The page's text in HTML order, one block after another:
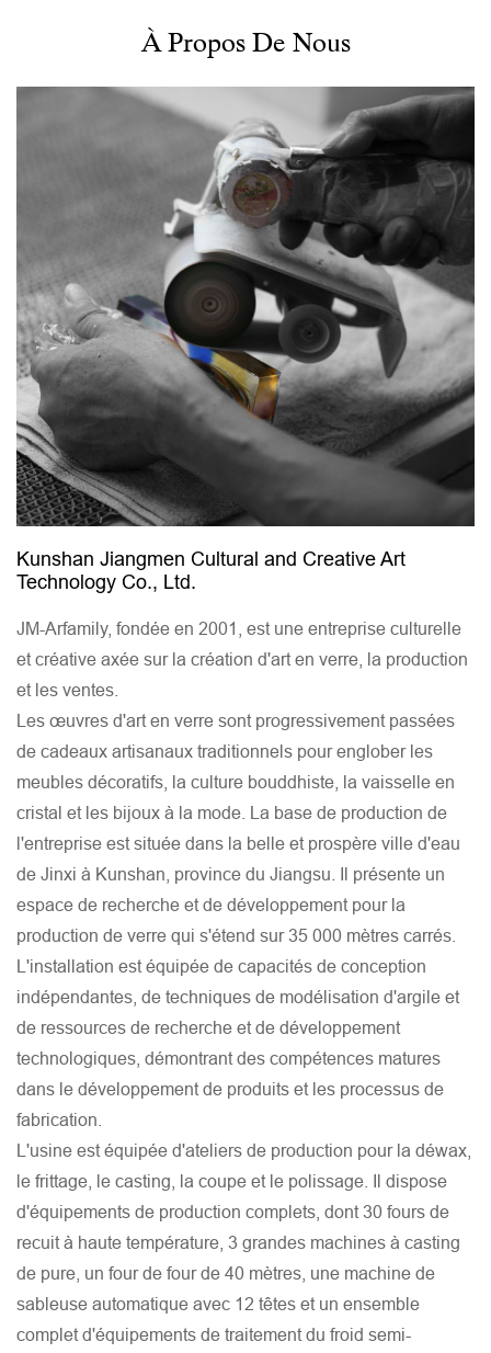
perspective de l'œuvre et la réfraction de la lumière est un coup
seul chemin de propagation, mais se précipite et se réfracte à
l'intérieur du verre, se divise et les agrégats pour former des
effets de lumière et d'ombre complexes. Ces lumières et
ombres sont brillantes ou sombres, rassemblées ou
dispersées, tout comme les pensées concrètes au cœur du
cœur du Créateur, ils disent silencieusement la pensée
profonde et le sens riche derrière les œuvres.
Une telle série d'œuvres a sans aucun doute une valeur
artistique extrêmement élevée et une signification de la
collection. Immergez-vous dans cette atmosphère artistique
abstraite et ressentez le charme unique et le choc spirituel
apporté par l'art du verre.
À Propos De Nous
Kunshan Jiangmen Cultural and Creative Art
Technology Co., Ltd.
JM-Arfamily, fondée en 2001, est une entreprise culturelle
et créative axée sur la création d'art en verre, la production
et les ventes.
Les œuvres d'art en verre sont progressivement passées
de cadeaux artisanaux traditionnels pour englober les
meubles décoratifs, la culture bouddhiste, la vaisselle en
cristal et les bijoux à la mode. La base de production de
l'entreprise est située dans la belle et prospère ville d'eau
de Jinxi à Kunshan, province du Jiangsu. Il présente un
espace de recherche et de développement pour la
production de verre qui s'étend sur 35 000 mètres carrés.
L'installation est équipée de capacités de conception
indépendantes, de techniques de modélisation d'argile et
de ressources de recherche et de développement
technologiques, démontrant des compétences matures
dans le développement de produits et les processus de
fabrication.
L'usine est équipée d'ateliers de production pour la déwax,
le frittage, le casting, la coupe et le polissage. Il dispose
d'équipements de production complets, dont 30 fours de
recuit à haute température, 3 grandes machines à casting
de pure, un four de four de 40 mètres, une machine de
sableuse automatique avec 12 têtes et un ensemble
complet d'équipements de traitement du froid semi-